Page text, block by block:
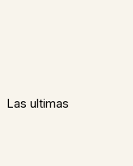
Las ultimas